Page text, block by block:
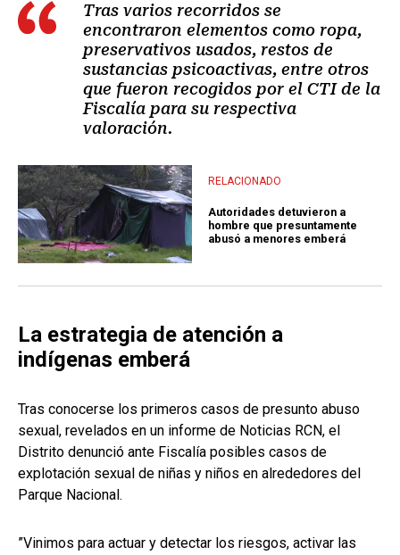
Tras varios recorridos se
encontraron elementos como ropa,
preservativos usados, restos de
sustancias psicoactivas, entre otros
que fueron recogidos por el CTI de la
Fiscalía para su respectiva
valoración.
RELACIONADO
Autoridades detuvieron a
hombre que presuntamente
abusó a menores emberá
La estrategia de atención a
indígenas emberá
Tras conocerse los primeros casos de presunto abuso
sexual, revelados en un informe de Noticias RCN, el
Distrito denunció ante Fiscalía posibles casos de
explotación sexual de niñas y niños en alrededores del
Parque Nacional.
”Vinimos para actuar y detectar los riesgos, activar las